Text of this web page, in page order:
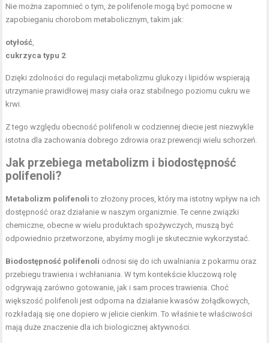
Nie można zapomnieć o tym, że polifenole mogą być pomocne w
zapobieganiu chorobom metabolicznym, takim jak:
otyłość
cukrzyca typu 2
Dzięki zdolności do regulacji metabolizmu glukozy i lipidów wspierają
utrzymanie prawidłowej masy ciała oraz stabilnego poziomu cukru we
krwi.
Z tego względu obecność polifenoli w codziennej diecie jest niezwykle
istotna dla zachowania dobrego zdrowia oraz prewencji wielu schorzeń.
Jak przebiega metabolizm i biodostępność
polifenoli?
Metabolizm polifenoli to złożony proces, który ma istotny wpływ na ich
dostępność oraz działanie w naszym organizmie. Te cenne związki
chemiczne, obecne w wielu produktach spożywczych, muszą być
odpowiednio przetworzone, abyśmy mogli je skutecznie wykorzystać.
Biodostępność polifenoli odnosi się do ich uwalniania z pokarmu oraz
przebiegu trawienia i wchłaniania. W tym kontekście kluczową rolę
odgrywają zarówno gotowanie, jak i sam proces trawienia. Choć
większość polifenoli jest odporna na działanie kwasów żołądkowych,
rozkładają się one dopiero w jelicie cienkim. To właśnie te właściwości
mają duże znaczenie dla ich biologicznej aktywności.